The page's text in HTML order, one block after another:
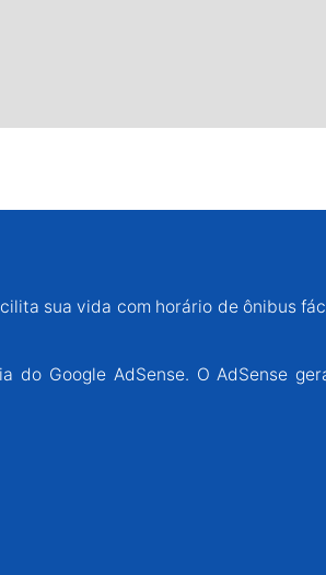
sua vida com horário de ônibus
do Google AdSense. O AdSense